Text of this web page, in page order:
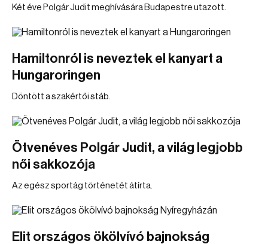
Két éve Polgár Judit meghívására Budapestre utazott.
Hamiltonról is neveztek el kanyart a
Hungaroringen
Döntött a szakértői stáb.
Ötvenéves Polgár Judit, a világ legjobb
női sakkozója
Az egész sportág történetét átírta.
Elit országos ökölvívó bajnokság